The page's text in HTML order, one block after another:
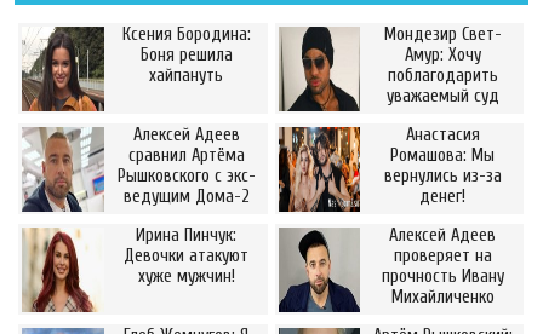
Ксения Бородина:
Боня решила
хайпануть
Мондезир Свет-
Амур: Хочу
поблагодарить
уважаемый суд
Алексей Адеев
сравнил Артёма
Рышковского с экс-
ведущим Дома-2
Анастасия
Ромашова: Мы
вернулись из-за
денег!
Ирина Пинчук:
Девочки атакуют
хуже мужчин!
Алексей Адеев
проверяет на
прочность Ивану
Михайличенко